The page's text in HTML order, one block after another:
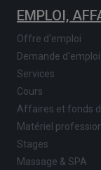
EMPLOI,
Offre d'emploi
Demande d'emploi
Services
Cours
Affaires et fonds
Matériel
Stages
Massage & SPA